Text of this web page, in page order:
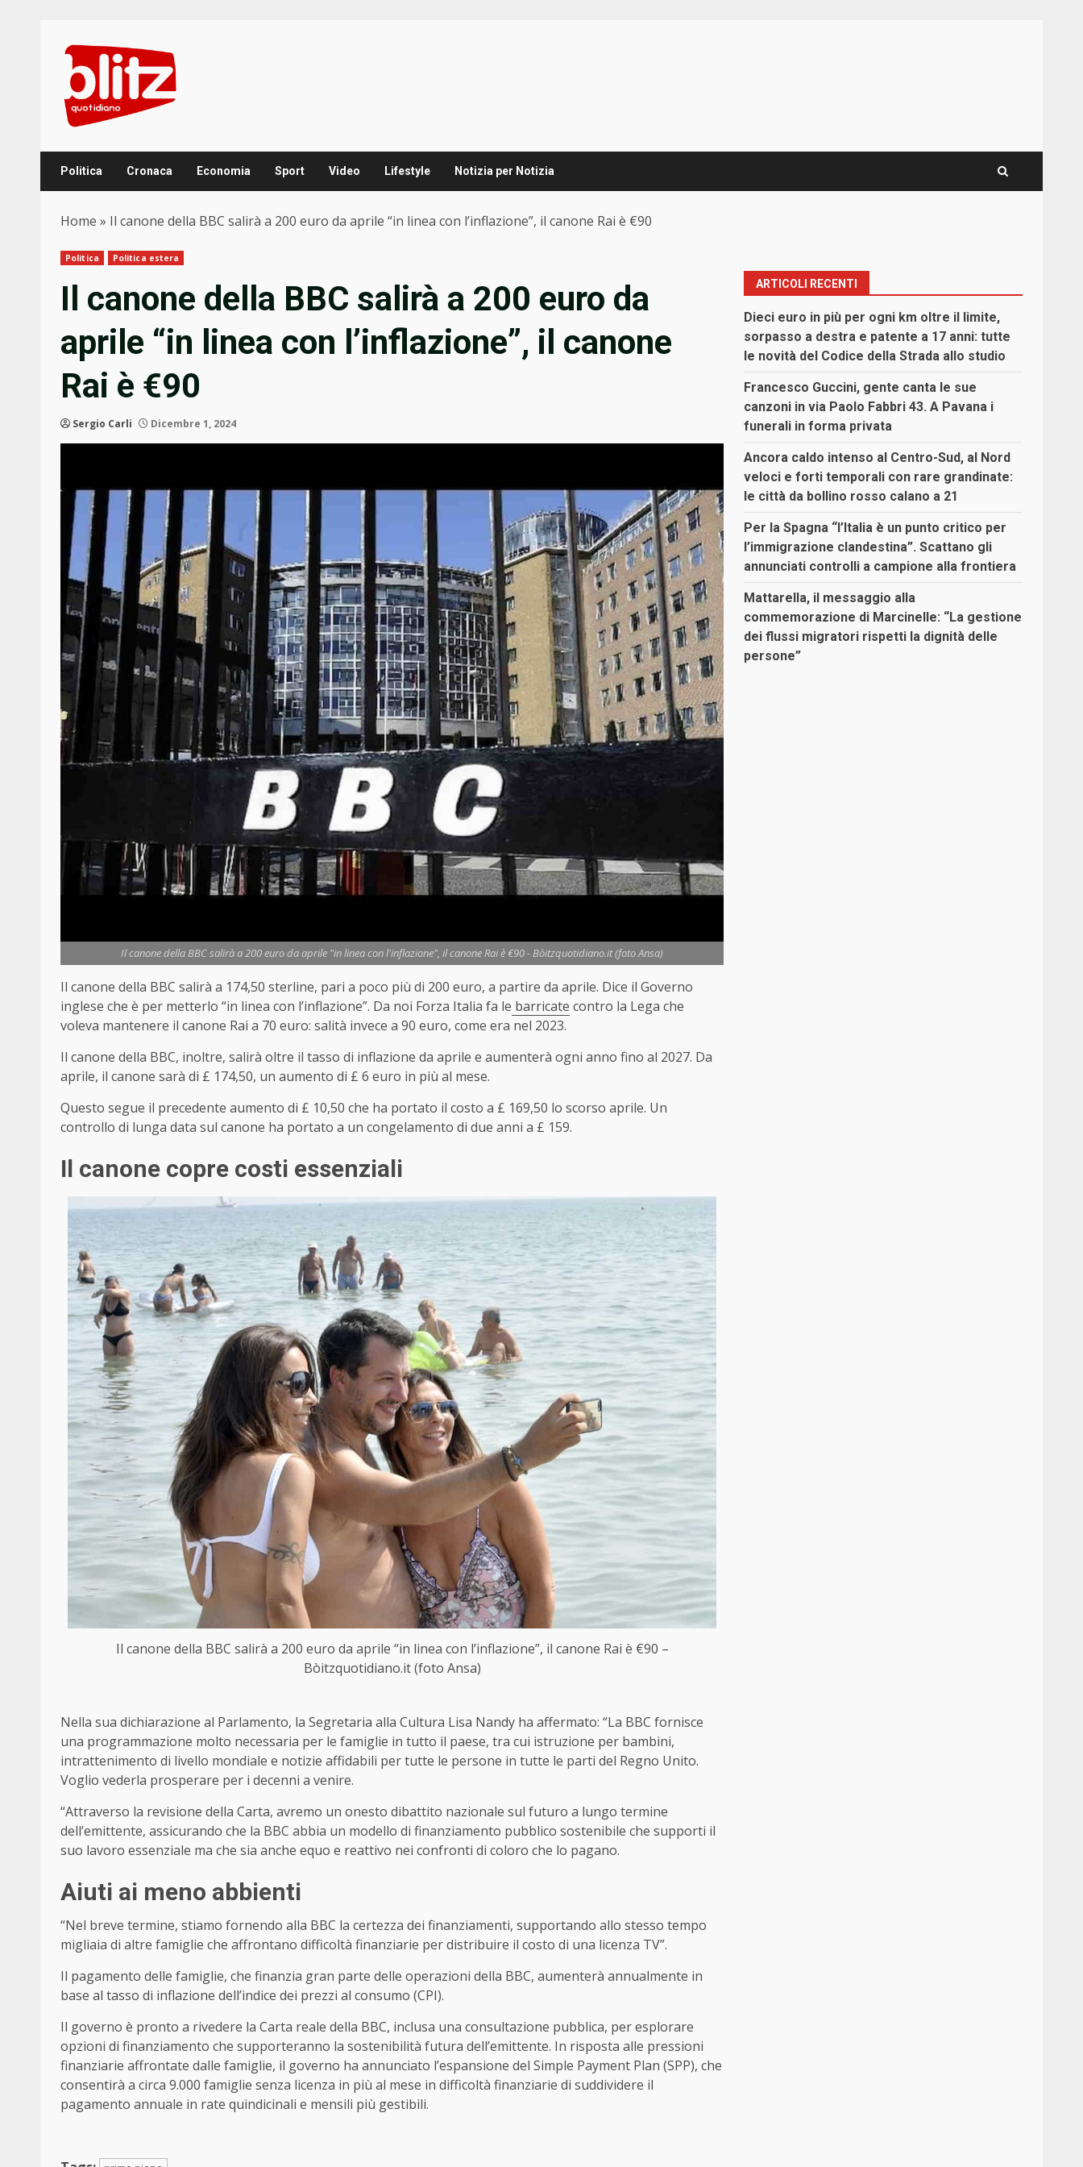
content
Politica Cronaca Economia Sport Video Lifestyle Notizia per Notizia
Home » Il canone della BBC salirà a 200 euro da aprile “in linea con l’inflazione”, il canone Rai è €90
Politica Politica estera
Il canone della BBC salirà a 200 euro da
aprile “in linea con l’inflazione”, il canone
Rai è €90
Sergio Carli Dicembre 1, 2024
Il canone della BBC salirà a 200 euro da aprile "in linea con l'inflazione", il canone Rai è €90 - Bòitzquotidiano.it (foto Ansa)
Il canone della BBC salirà a 174,50 sterline, pari a poco più di 200 euro, a partire da aprile. Dice il Governo
inglese che è per metterlo “in linea con l’inflazione”. Da noi Forza Italia fa le barricate contro la Lega che
voleva mantenere il canone Rai a 70 euro: salità invece a 90 euro, come era nel 2023.
Il canone della BBC, inoltre, salirà oltre il tasso di inflazione da aprile e aumenterà ogni anno fino al 2027. Da
aprile, il canone sarà di £ 174,50, un aumento di £ 6 euro in più al mese.
Questo segue il precedente aumento di £ 10,50 che ha portato il costo a £ 169,50 lo scorso aprile. Un
controllo di lunga data sul canone ha portato a un congelamento di due anni a £ 159.
Il canone copre costi essenziali
Il canone della BBC salirà a 200 euro da aprile “in linea con l’inflazione”, il canone Rai è €90 –
Bòitzquotidiano.it (foto Ansa)
Nella sua dichiarazione al Parlamento, la Segretaria alla Cultura Lisa Nandy ha affermato: “La BBC fornisce
una programmazione molto necessaria per le famiglie in tutto il paese, tra cui istruzione per bambini,
intrattenimento di livello mondiale e notizie affidabili per tutte le persone in tutte le parti del Regno Unito.
Voglio vederla prosperare per i decenni a venire.
“Attraverso la revisione della Carta, avremo un onesto dibattito nazionale sul futuro a lungo termine
dell’emittente, assicurando che la BBC abbia un modello di finanziamento pubblico sostenibile che supporti il ​​
suo lavoro essenziale ma che sia anche equo e reattivo nei confronti di coloro che lo pagano.
Aiuti ai meno abbienti
“Nel breve termine, stiamo fornendo alla BBC la certezza dei finanziamenti, supportando allo stesso tempo
migliaia di altre famiglie che affrontano difficoltà finanziarie per distribuire il costo di una licenza TV”.
Il pagamento delle famiglie, che finanzia gran parte delle operazioni della BBC, aumenterà annualmente in
base al tasso di inflazione dell’indice dei prezzi al consumo (CPI).
Il governo è pronto a rivedere la Carta reale della BBC, inclusa una consultazione pubblica, per esplorare
opzioni di finanziamento che supporteranno la sostenibilità futura dell’emittente. In risposta alle pressioni
finanziarie affrontate dalle famiglie, il governo ha annunciato l’espansione del Simple Payment Plan (SPP), che
consentirà a circa 9.000 famiglie senza licenza in più al mese in difficoltà finanziarie di suddividere il
pagamento annuale in rate quindicinali e mensili più gestibili.
ARTICOLI RECENTI
Dieci euro in più per ogni km oltre il limite,
sorpasso a destra e patente a 17 anni: tutte
le novità del Codice della Strada allo studio
Francesco Guccini, gente canta le sue
canzoni in via Paolo Fabbri 43. A Pavana i
funerali in forma privata
Ancora caldo intenso al Centro-Sud, al Nord
veloci e forti temporali con rare grandinate:
le città da bollino rosso calano a 21
Per la Spagna “l’Italia è un punto critico per
l’immigrazione clandestina”. Scattano gli
annunciati controlli a campione alla frontiera
Mattarella, il messaggio alla
commemorazione di Marcinelle: “La gestione
dei flussi migratori rispetti la dignità delle
persone”